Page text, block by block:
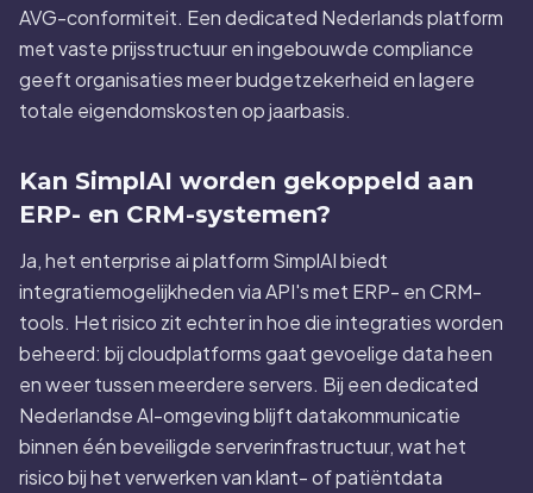
AVG-conformiteit. Een dedicated Nederlands platform
met vaste prijsstructuur en ingebouwde compliance
geeft organisaties meer budgetzekerheid en lagere
totale eigendomskosten op jaarbasis.
Kan SimplAI worden gekoppeld aan
ERP- en CRM-systemen?
Ja, het enterprise ai platform SimplAI biedt
integratiemogelijkheden via API's met ERP- en CRM-
tools. Het risico zit echter in hoe die integraties worden
beheerd: bij cloudplatforms gaat gevoelige data heen
en weer tussen meerdere servers. Bij een dedicated
Nederlandse AI-omgeving blijft datakommunicatie
binnen één beveiligde serverinfrastructuur, wat het
risico bij het verwerken van klant- of patiëntdata